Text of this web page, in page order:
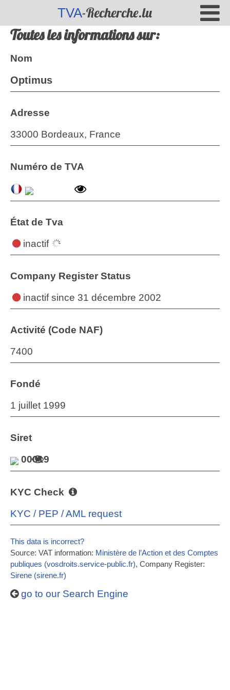
TVA-Recherche.lu
Toutes les informations sur:
Nom
Optimus
Adresse
33000 Bordeaux, France
Numéro de TVA
État de Tva
inactif
Company Register Status
inactifsince 31 décembre 2002
Activité (Code NAF)
7400
Fondé
1 juillet 1999
Siret
00019
KYC Check
KYC / PEP / AML request
This data is incorrect?
Source: VAT information: Ministère de l’Action et des Comptes
publiques (vosdroits.service-public.fr), Company Register:
Sirene (sirene.fr)
go to our Search Engine